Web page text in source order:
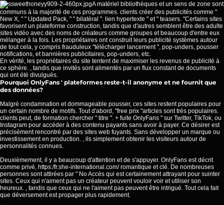
A matériel bibliothèques et un sens de zone sont
communs à la majorité de ces programmes. clients créer des publicités comme "
New X, " " Updated Pack, " " bilatéral ". lien hypertexte " et " teasers. "Certains sites
favorisent un plateforme construction, tandis que d'autres semblent être des adulte
sites vidéo avec des noms de créateurs comme groupes et beaucoup d'entre eux
mélanger à la fois. Les propriétaires ont construit leurs publicité systèmes autour
de tout cela, y compris frauduleux "télécharger lancement ", pop-unders, pousser
notifications, et bannières publicitaires, pop-unders, etc.
En vérité, les propriétaires du site tentent de maximiser les revenus de publicité à
ce sphère. , tandis que invités sont alimentés par un flux constant de documents
qui ont été divulgués.
Pourquoi OnlyFans ' plateformes reste-t-il anonyme et ne fournit que
des données?
Malgré condamnation et dommageable pousser, ces sites restent populaires pour
un certain nombre de motifs. Tout d'abord, "free prix "articles sont très populaires.
clients peut, de formation chercher " titre ". + fuite OnlyFans " sur Twitter, TikTok, ou
Instagram pour accéder à des contenu payants sans avoir à payer. Ce désirer est
précisément rencontré par des sites web fuyants. Sans développer un marque ou
investissement en production. , ils simplement obtenir les visiteurs autour de
personnalités connues.
Deuxièmement, il y a beaucoup d'attention et de s'appuyer. OnlyFans est décrit
comme privé, https:/fr.she-international.com/romantique et clé. De nombreuses
personnes sont attirées par " No Accès qui est certainement attrayant pour suinter
sites. Ceux qui n'aiment pas un créateur peuvent vouloir voir et utiliser son
heureux. , tandis que ceux qui ne l'aiment pas peuvent être intrigué. Tout cela fait
que déversement est propager plus rapidement.